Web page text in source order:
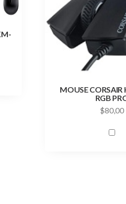
MOUSE
RGB
$80,00